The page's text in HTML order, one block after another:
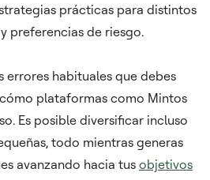
prácticas para distintos
preferencias de riesgo.
errores habituales que debes
plataformas como Mintos
Es posible diversificar incluso
todo mientras generas
avanzando hacia tus objetivos